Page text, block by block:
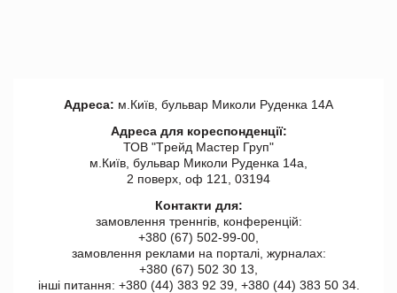
Адреса: м.Київ, бульвар Миколи Руденка 14А
Адреса для кореспонденції:
ТОВ "Tрейд Мастер Груп"
м.Київ, бульвар Миколи Руденка 14а,
2 поверх, оф 121, 03194
Контакти для:
замовлення треннгів, конференцій:
+380 (67) 502-99-00,
замовлення реклами на порталі, журналах:
+380 (67) 502 30 13,
інші питання: +380 (44) 383 92 39, +380 (44) 383 50 34.